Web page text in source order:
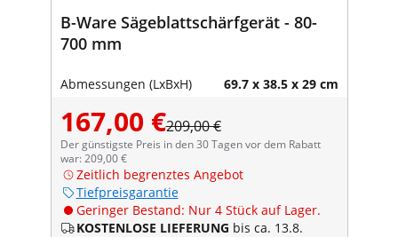
B-Ware Sägeblattschärfgerät - 80-
700 mm
Abmessungen (LxBxH) 69.7 x 38.5 x 29 cm
167,00 €209,00 €
Der günstigste Preis in den 30 Tagen vor dem Rabatt
war: 209,00 €
Zeitlich begrenztes Angebot
Tiefpreisgarantie
Geringer Bestand: Nur 4 Stück auf Lager.
KOSTENLOSE LIEFERUNG bis ca. 13.8.